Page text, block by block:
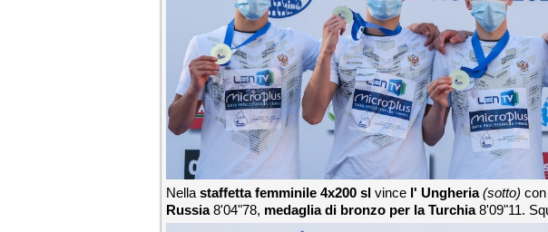
Nella staffetta femminile 4x200 sl vince l' Ungheria (sotto)
Russia8'04"78, medaglia di bronzo per la Turchia8'09"11.